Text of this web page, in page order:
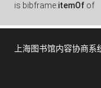
is bibframe:itemOf of
上海图书馆内容协商系